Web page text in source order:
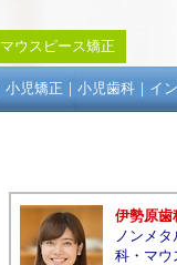
マウスピース矯正
小児矯正 ｜ 小児歯科｜ イ
伊勢原歯
ノンメタ
科・ マウ